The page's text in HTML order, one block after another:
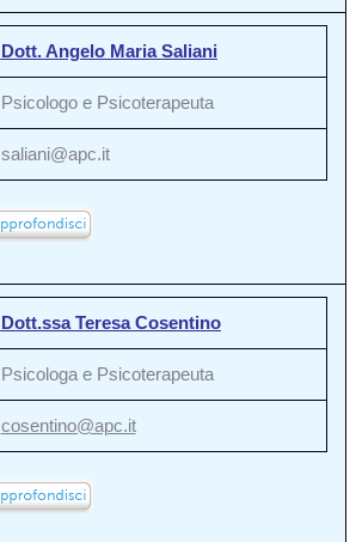
Dott. Angelo Maria Saliani
Psicologo e Psicoterapeuta
saliani@apc.it
Dott.ssa Teresa Cosentino
Psicologa e Psicoterapeuta
cosentino@apc.it